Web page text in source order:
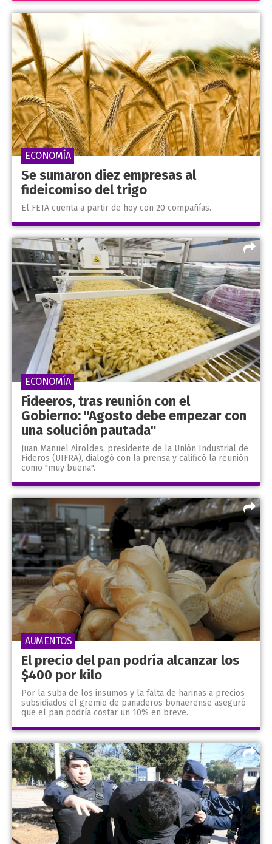
Se sumaron diez empresas al
fideicomiso del trigo
El FETA cuenta a partir de hoy con 20 compañías.
ECONOMÍA
Fideeros, tras reunión con el
Gobierno: "Agosto debe empezar con
una solución pautada"
Juan Manuel Airoldes, presidente de la Unión Industrial de
Fideros (UIFRA), dialogó con la prensa y calificó la reunión
como "muy buena".
ECONOMÍA
El precio del pan podría alcanzar los
$400 por kilo
Por la suba de los insumos y la falta de harinas a precios
subsidiados el gremio de panaderos bonaerense aseguró
que el pan podría costar un 10% en breve.
AUMENTOS